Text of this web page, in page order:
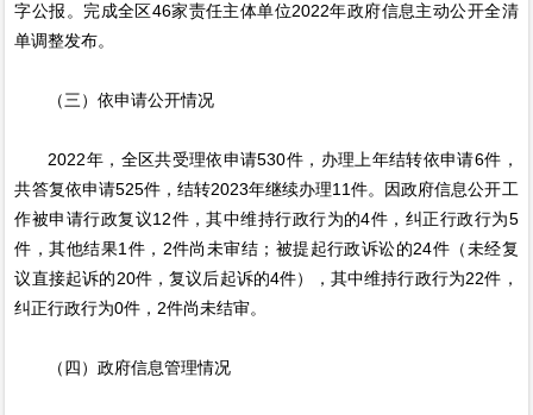
字公报。完成全区46家责任主体单位2022年政府信息主动公开全清
单调整发布。
（三）依申请公开情况
2022年，全区共受理依申请530件，办理上年结转依申请6件，
共答复依申请525件，结转2023年继续办理11件。因政府信息公开工
作被申请行政复议12件，其中维持行政行为的4件，纠正行政行为5
件，其他结果1件，2件尚未审结；被提起行政诉讼的24件（未经复
议直接起诉的20件，复议后起诉的4件），其中维持行政行为22件，
纠正行政行为0件，2件尚未结审。
（四）政府信息管理情况